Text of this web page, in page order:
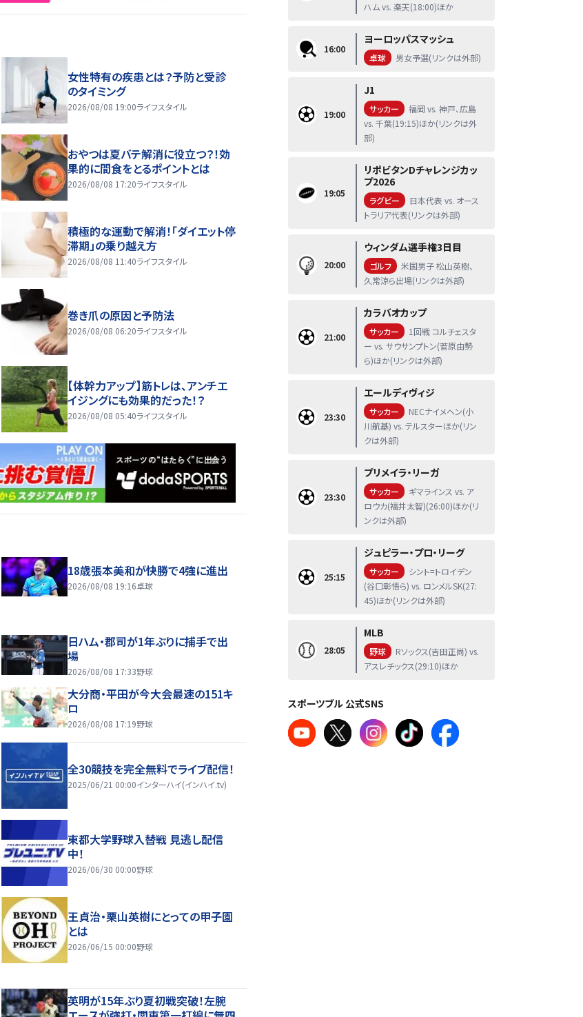
女性特有の疾患とは？予防と受診
のタイミング
2026/08/08 19:00ライフスタイル
おやつは夏バテ解消に役立つ？！効
果的に間食をとるポイントとは
2026/08/08 17:20ライフスタイル
積極的な運動で解消！「ダイエット停
滞期」の乗り越え方
2026/08/08 11:40ライフスタイル
巻き爪の原因と予防法
2026/08/08 06:20ライフスタイル
【体幹力アップ】筋トレは、アンチエ
イジングにも効果的だった！？
2026/08/08 05:40ライフスタイル
18歳張本美和が快勝で4強に進出
2026/08/08 19:16卓球
日ハム・郡司が1年ぶりに捕手で出
場
2026/08/08 17:33野球
大分商・平田が今大会最速の151キ
ロ
2026/08/08 17:19野球
全30競技を完全無料でライブ配信！
2025/06/21 00:00インターハイ(インハイ.tv)
東都大学野球入替戦 見逃し配信
中！
2026/06/30 00:00野球
王貞治・栗山英樹にとっての甲子園
とは
2026/06/15 00:00野球
英明が15年ぶり夏初戦突破！左腕
ハム vs. 楽天(18:00)ほか
16:00
ヨーロッパスマッシュ
卓球 男女予選(リンクは外部)
19:00
J1
サッカー
福岡 vs. 神戸、広島
vs. 千葉(19:15)ほか(リンクは外
部)
19:05
リポビタンDチャレンジカッ
プ2026
ラグビー
日本代表 vs. オース
トラリア代表(リンクは外部)
20:00
ウィンダム選手権3日目
ゴルフ
米国男子 松山英樹、
久常涼ら出場(リンクは外部)
21:00
カラバオカップ
サッカー
1回戦 コルチェスタ
ー vs. サウサンプトン(菅原由勢
ら)ほか(リンクは外部)
23:30
エールディヴィジ
サッカー
NECナイメヘン(小
川航基) vs. テルスターほか(リン
クは外部)
23:30
プリメイラ・リーガ
サッカー
ギマラインス vs. ア
ロウカ(福井太智)(26:00)ほか(リ
ンクは外部)
25:15
ジュピラー・プロ・リーグ
サッカー
シント=トロイデン
(谷口彰悟ら) vs. ロンメルSK(27:
45)ほか(リンクは外部)
28:05
MLB
野球
Rソックス(吉田正尚) vs.
アスレチックス(29:10)ほか
スポーツブル 公式SNS